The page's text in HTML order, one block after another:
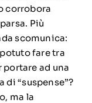
corrobora
Più
scomunica:
fare tra
portare ad una
“suspense”?
ma la